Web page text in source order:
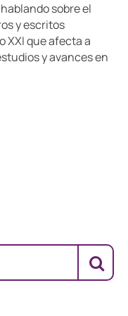
sobre el
y escritos
XXI que afecta a
y avances en